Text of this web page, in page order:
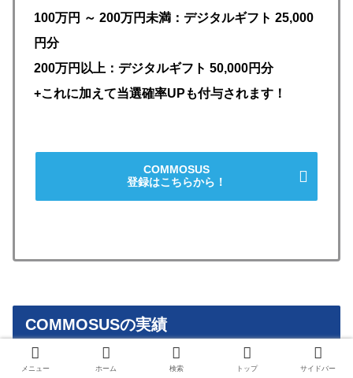
100万円 ～ 200万円未満：デジタルギフト 25,000
円分
200万円以上：デジタルギフト 50,000円分
+これに加えて当選確率UPも付与されます！
COMMOSUS
登録はこちらから！
COMMOSUSの実績
メニュー ホーム 検索 トップ サイドバー